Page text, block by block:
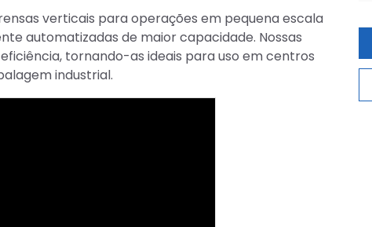
verticais para operações em pequena escala
automatizadas de maior capacidade. Nossas
tornando-as ideais para uso em centros
industrial.